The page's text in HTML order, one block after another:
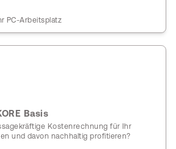
PC-Arbeitsplatz
Basis
Kostenrechnung für Ihr
und davon nachhaltig profitieren?